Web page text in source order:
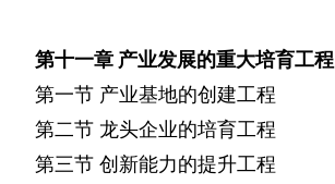
第十一章 产业发展的重大培育工程
第一节 产业基地的创建工程
第二节 龙头企业的培育工程
第三节 创新能力的提升工程